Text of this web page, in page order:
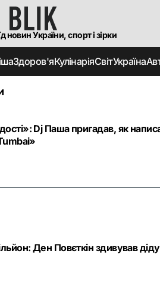
новин України, спорт і зірки
Здоров'яКулінаріяСвітУкраїна
Dj Паша пригадав, як
Ден Повєткін здивував